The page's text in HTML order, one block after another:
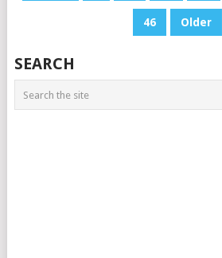
PAGINATION
46 Older
SEARCH